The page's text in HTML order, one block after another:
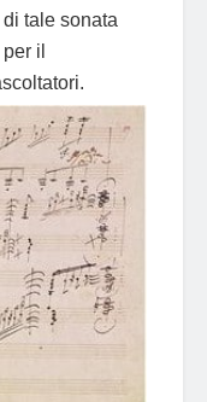
tale sonata
il